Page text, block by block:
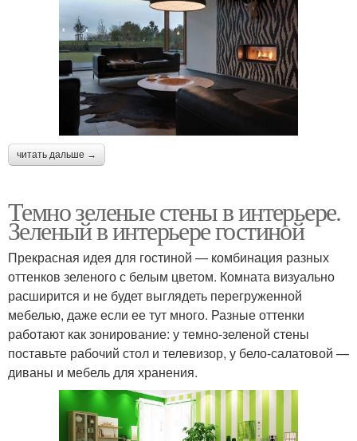
читать дальше →
Темно зеленые стены в интерьере.
Зеленый в интерьере гостиной
Прекрасная идея для гостиной — комбинация разных
оттенков зеленого с белым цветом. Комната визуально
расширится и не будет выглядеть перегруженной
мебелью, даже если ее тут много. Разные оттенки
работают как зонирование: у темно-зеленой стены
поставьте рабочий стол и телевизор, у бело-салатовой —
диваны и мебель для хранения.